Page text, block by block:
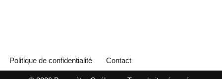
Politique de confidentialité Contact